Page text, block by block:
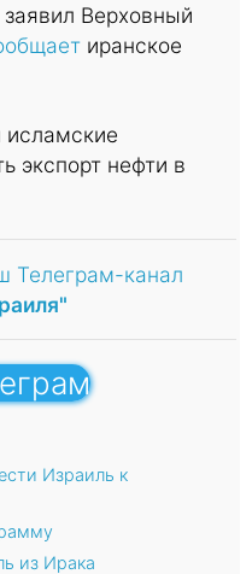
Верховный
иранское
исламские
экспорт нефти в
Телеграм-канал
Израиль к
из Ирака